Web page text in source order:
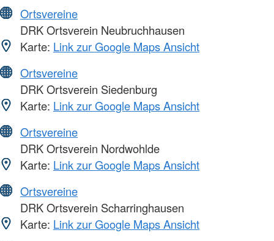
Ortsvereine
DRK Ortsverein Neubruchhausen
Karte: Link zur Google Maps Ansicht
Ortsvereine
DRK Ortsverein Siedenburg
Karte: Link zur Google Maps Ansicht
Ortsvereine
DRK Ortsverein Nordwohlde
Karte: Link zur Google Maps Ansicht
Ortsvereine
DRK Ortsverein Scharringhausen
Karte: Link zur Google Maps Ansicht